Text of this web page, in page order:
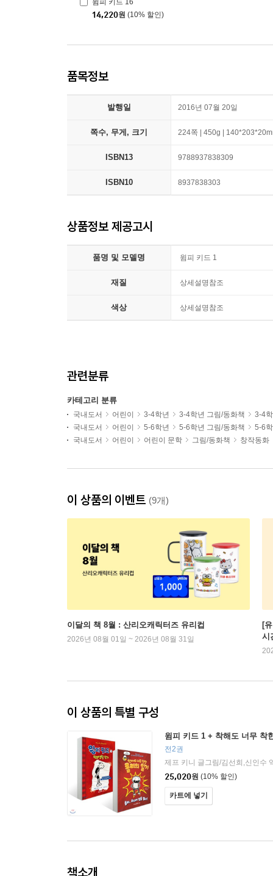
윔피 키드 16
14,220원 (10% 할인)
품목정보
발행일 2016년 07월 20일
쪽수, 무게, 크기 224쪽 | 450g |
ISBN13 9788937838309
ISBN10 8937838303
상품정보 제공고시
품명 및 모델명 윔피 키드 1
재질 상세설명참조
색상 상세설명참조
관련분류
카테고리 분류
국내도서 어린이 3-4학년 3-4학년 그림/동화책
3-4
국내도서
어린이 5-6학년 5-6학년 그림/동화책
5-6
국내도서
어린이 어린이 문학 그림/동화책 창작동화
이 상품의 이벤트 (9개)
이달의 책 8월 : 산리오캐릭터즈 유리컵
2026년 08월 01일 ~ 2026년 08월 31일
[
시
이 상품의 특별 구성
윔피 키드 1 + 착해도 너무 착
전2권
제프 키니 글그림/김선희,신인수
25,020원 (10% 할인)
카트에 넣기
책소개